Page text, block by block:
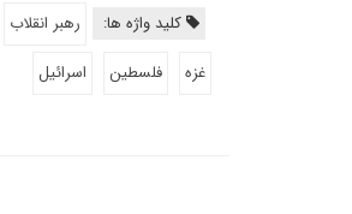
کلید واژه ها: رهبر انقلاب
غزه
فلسطین اسرائیل